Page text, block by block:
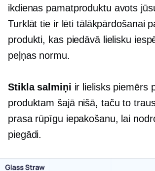
ikdienas pamatproduktu avots
Turklāt tie ir lēti tālākpārdošanai
produkti, kas piedāvā lielisku
peļņas normu.
Stikla salmiņi ir lielisks piemērs
produktam šajā nišā, taču to
prasa rūpīgu iepakošanu, lai
piegādi.